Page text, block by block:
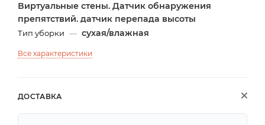
Виртуальные стены. Датчик обнаружения
препятствий. датчик перепада высоты
Тип уборки — сухая/влажная
Все характеристики
ДОСТАВКА